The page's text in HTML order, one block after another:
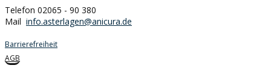
Telefon 02065 - 90 380
Mail info.asterlagen@anicura.de
Barrierefreiheit
AGB